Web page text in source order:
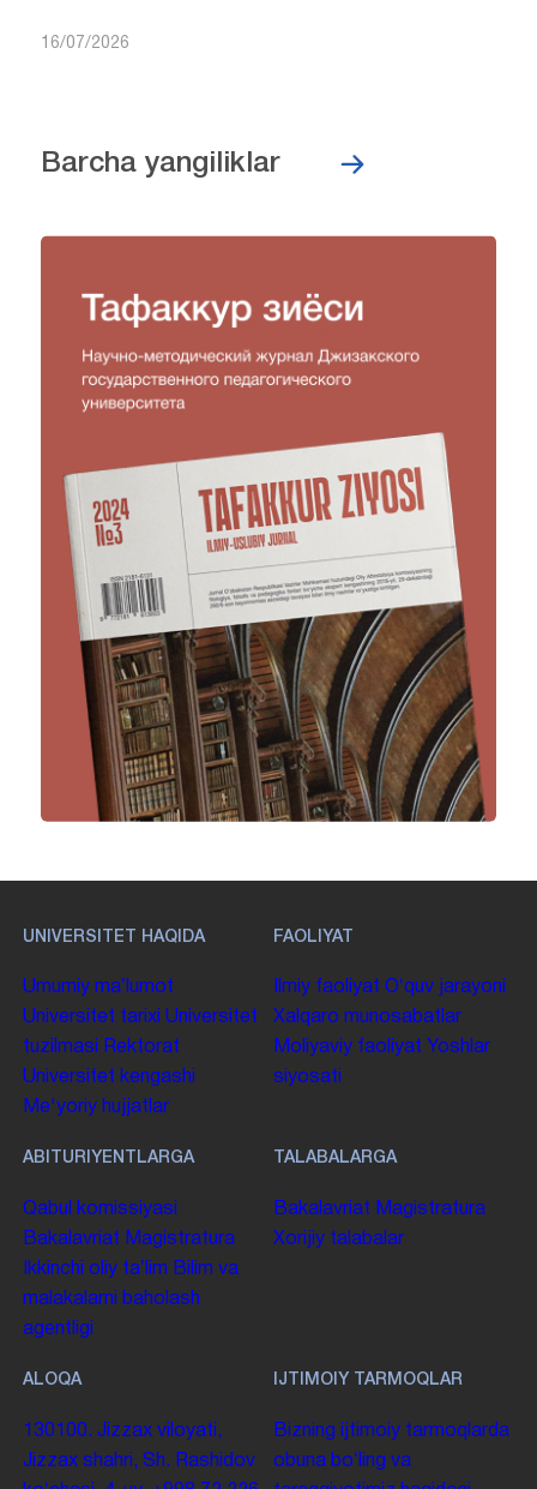
16/07/2026
Barcha yangiliklar
UNIVERSITET HAQIDA
Umumiy maʼlumot
Universitet tarixi Universitet
tuzilmasi
Rektorat
Universitet kengashi
Me'yoriy hujjatlar
FAOLIYAT
Ilmiy faoliyat Oʻquv jarayoni
Xalqaro munosabatlar
Moliyaviy faoliyat Yoshlar
siyosati
ABITURIYENTLARGA
Qabul komissiyasi
Bakalavriat Magistratura
Ikkinchi oliy taʼlim Bilim va
malakalarni baholash
agentligi
TALABALARGA
Bakalavriat Magistratura
Xorijiy talabalar
ALOQA
130100. Jizzax viloyati,
Jizzax shahri, Sh. Rashidov
IJTIMOIY TARMOQLAR
Bizning ijtimoiy tarmoqlarda
obuna boʻling va